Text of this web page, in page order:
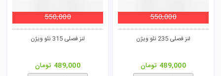
لنز فصلی 235 نئو ویژن
550,000
489,000 تومان
لنز فصلی 315 نئو ویژن
550,000
489,000 تومان